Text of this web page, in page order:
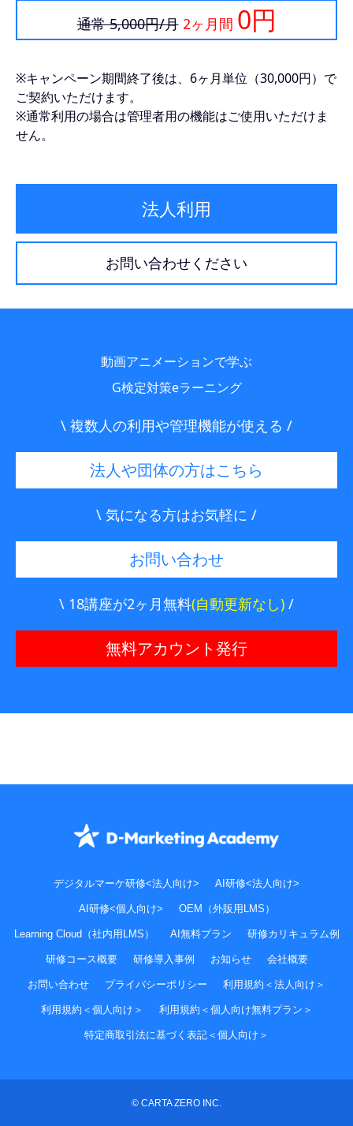
通常 5,000円/月 2ヶ月間 0円
※キャンペーン期間終了後は、6ヶ月単位（30,000円）で
ご契約いただけます。
※通常利用の場合は管理者用の機能はご使用いただけま
せん。
法人利用
お問い合わせください
動画アニメーションで学ぶ
G検定対策eラーニング
\ 複数人の利用や管理機能が使える /
法人や団体の方はこちら
\ 気になる方はお気軽に /
お問い合わせ
\ 18講座が2ヶ月無料(自動更新なし) /
無料アカウント発行
デジタルマーケ研修<法人向け> AI研修<法人向け>
AI研修<個人向け> OEM（外販用LMS）
Learning Cloud（社内用LMS） AI無料プラン 研修カリキュラム例
研修コース概要 研修導入事例 お知らせ 会社概要
お問い合わせ プライバシーポリシー 利用規約＜法人向け＞
利用規約＜個人向け＞ 利用規約＜個人向け無料プラン＞
特定商取引法に基づく表記＜個人向け＞
© CARTA ZERO INC.